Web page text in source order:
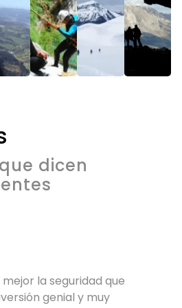
dicen
la seguridad que
genial y muy